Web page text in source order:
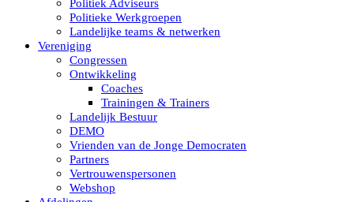
Politiek Adviseurs
Politieke Werkgroepen
Landelijke teams & netwerken
Vereniging
Congressen
Ontwikkeling
Coaches
Trainingen & Trainers
Landelijk Bestuur
DEMO
Vrienden van de Jonge Democraten
Partners
Vertrouwenspersonen
Webshop